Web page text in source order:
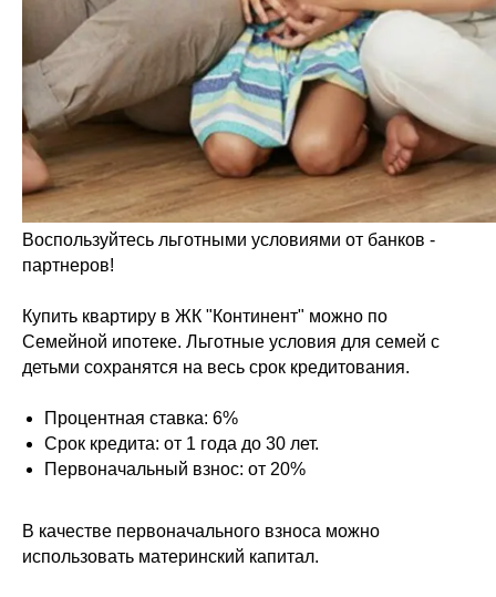
Воспользуйтесь льготными условиями от банков -
партнеров!
Купить квартиру в ЖК "Континент" можно по
Семейной ипотеке. Льготные условия для семей с
детьми сохранятся на весь срок кредитования.
Процентная ставка: 6%
Срок кредита: от 1 года до 30 лет.
Первоначальный взнос: от 20%
В качестве первоначального взноса можно
использовать материнский капитал.